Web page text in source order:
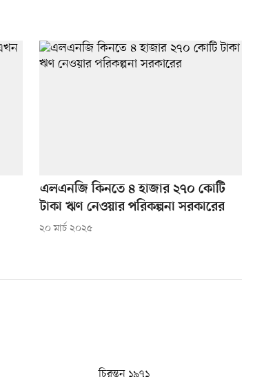
এলএনজি কিনতে ৪ হাজার ২৭০ কোটি
টাকা ঋণ নেওয়ার পরিকল্পনা সরকারের
২০ মার্চ ২০২৫